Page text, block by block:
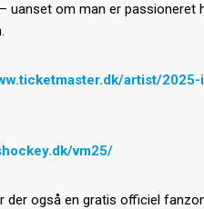
om man er passioneret
artist/
vm25/
der også en gratis officiel